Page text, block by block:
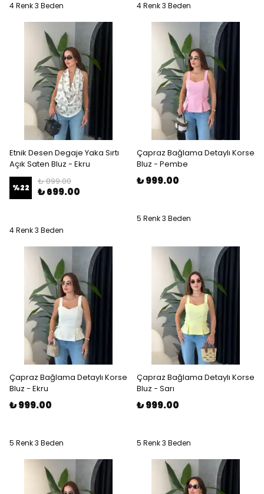
4 Renk 3 Beden 4 Renk 3 Beden
Etnik Desen Degaje Yaka Sırtı
Açık Saten Bluz - Ekru
%22
₺ 899.00
₺ 699.00
4 Renk 3 Beden
Çapraz Bağlama Detaylı Korse
Bluz - Pembe
₺ 999.00
5 Renk 3 Beden
Çapraz Bağlama Detaylı Korse
Bluz - Ekru
₺ 999.00
5 Renk 3 Beden
Çapraz Bağlama Detaylı Korse
Bluz - Sarı
₺ 999.00
5 Renk 3 Beden